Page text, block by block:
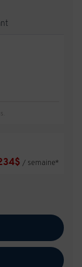
$ / semaine*